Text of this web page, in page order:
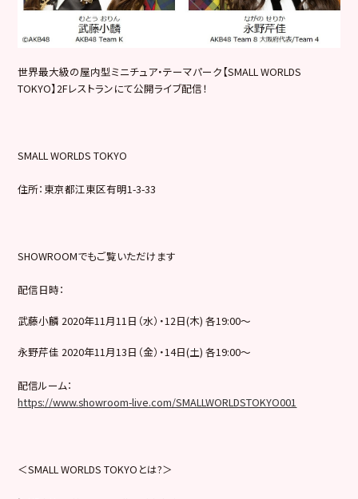
世界最大級の屋内型ミニチュア・テーマパーク【SMALL WORLDS
TOKYO】2Fレストランにて公開ライブ配信！
SMALL WORLDS TOKYO
住所：東京都江東区有明1-3-33
SHOWROOMでもご覧いただけます
配信日時：
武藤小麟 2020年11月11日（水）・12日(木) 各19:00～
永野芹佳 2020年11月13日（金）・14日(土) 各19:00～
配信ルーム：
https://www.showroom-live.com/SMALLWORLDSTOKYO001
＜SMALL WORLDS TOKYOとは?＞